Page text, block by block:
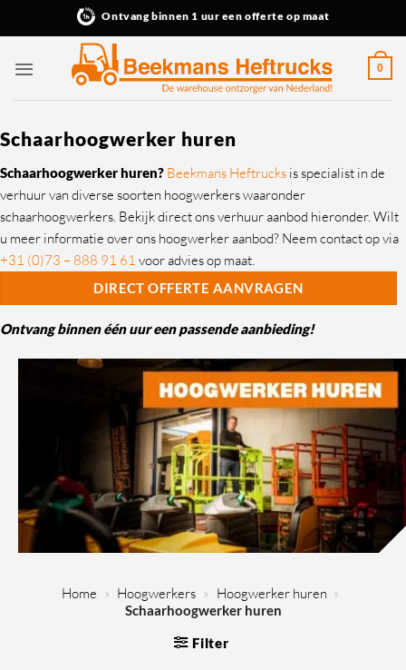
Ontvang binnen 1 uur een offerte op maat
0
Schaarhoogwerker huren
Schaarhoogwerker huren? Beekmans Heftrucks is specialist in de
verhuur van diverse soorten hoogwerkers waaronder
schaarhoogwerkers. Bekijk direct ons verhuur aanbod hieronder. Wilt
u meer informatie over ons hoogwerker aanbod? Neem contact op via
+31 (0)73 – 888 91 61 voor advies op maat.
DIRECT OFFERTE AANVRAGEN
Ontvang binnen één uur een passende aanbieding!
Home » Hoogwerkers » Hoogwerker huren »
Schaarhoogwerker huren
Filter